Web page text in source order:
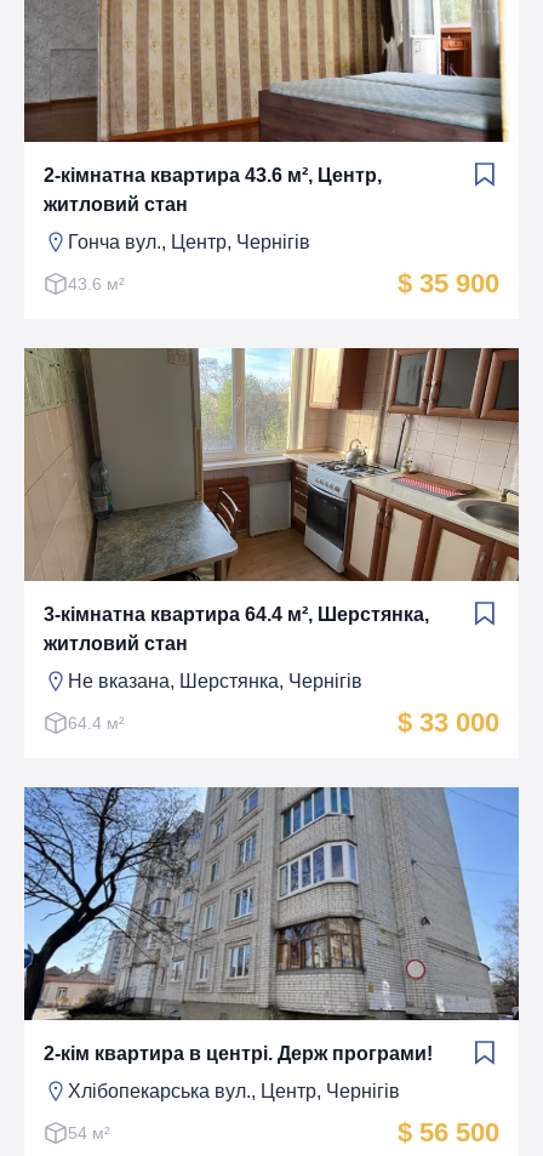
2-кімнатна квартира 43.6 м², Центр,
житловий стан
Гонча вул., Центр, Чернігів
43.6 м² $ 35 900
3-кімнатна квартира 64.4 м², Шерстянка,
житловий стан
Не вказана, Шерстянка, Чернігів
64.4 м² $ 33 000
2-кім квартира в центрі. Держ програми!
Хлібопекарська вул., Центр, Чернігів
54 м² $ 56 500